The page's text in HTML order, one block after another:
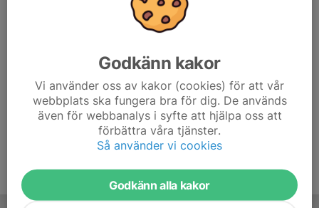
Godkänn kakor
Vi använder oss av kakor (cookies) för att vår
webbplats ska fungera bra för dig. De används
även för webbanalys i syfte att hjälpa oss att
förbättra våra tjänster.
Så använder vi cookies
Godkänn alla kakor